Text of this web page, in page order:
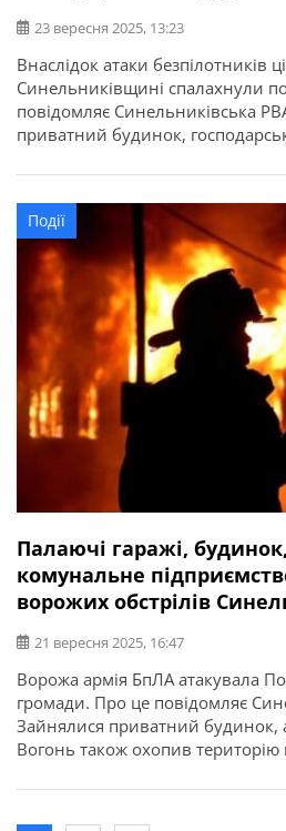
23 вересня 2025, 13:23
Внаслідок атаки безпілотників
Синельниківщині спалахнули
повідомляє Синельниківська
приватний будинок,
Події
Палаючі гаражі,
комунальне
ворожих обстрілів
21 вересня 2025, 16:47
Ворожа армія БпЛА атакувала
громади. Про це повідомляє
Зайнялися приватний будинок,
Вогонь також охопив